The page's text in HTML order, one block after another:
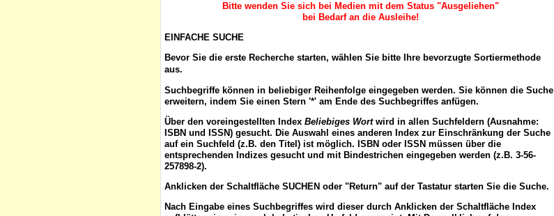
Bitte wenden Sie sich bei Medien mit dem Status "Ausgeliehen"
bei Bedarf an die Ausleihe!
EINFACHE SUCHE
Bevor Sie die erste Recherche starten, wählen Sie bitte Ihre bevorzugte Sortiermethode
aus.
Suchbegriffe können in beliebiger Reihenfolge eingegeben werden. Sie können die Suche
erweitern, indem Sie einen Stern '*' am Ende des Suchbegriffes anfügen.
Über den voreingestellten Index Beliebiges Wort wird in allen Suchfeldern (Ausnahme:
ISBN und ISSN) gesucht. Die Auswahl eines anderen Index zur Einschränkung der Suche
auf ein Suchfeld (z.B. den Titel) ist möglich. ISBN oder ISSN müssen über die
entsprechenden Indizes gesucht und mit Bindestrichen eingegeben werden (z.B. 3-56-
257898-2).
Anklicken der Schaltfläche SUCHEN oder "Return" auf der Tastatur starten Sie die Suche.
Nach Eingabe eines Suchbegriffes wird dieser durch Anklicken der Schaltfläche Index